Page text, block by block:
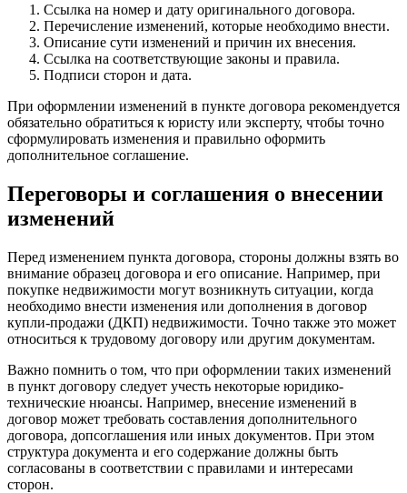
Ссылка на номер и дату оригинального договора.
Перечисление изменений, которые необходимо внести.
Описание сути изменений и причин их внесения.
Ссылка на соответствующие законы и правила.
Подписи сторон и дата.
При оформлении изменений в пункте договора рекомендуется
обязательно обратиться к юристу или эксперту, чтобы точно
сформулировать изменения и правильно оформить
дополнительное соглашение.
Переговоры и соглашения о внесении
изменений
Перед изменением пункта договора, стороны должны взять во
внимание образец договора и его описание. Например, при
покупке недвижимости могут возникнуть ситуации, когда
необходимо внести изменения или дополнения в договор
купли-продажи (ДКП) недвижимости. Точно также это может
относиться к трудовому договору или другим документам.
Важно помнить о том, что при оформлении таких изменений
в пункт договору следует учесть некоторые юридико-
технические нюансы. Например, внесение изменений в
договор может требовать составления дополнительного
договора, допсоглашения или иных документов. При этом
структура документа и его содержание должны быть
согласованы в соответствии с правилами и интересами
сторон.